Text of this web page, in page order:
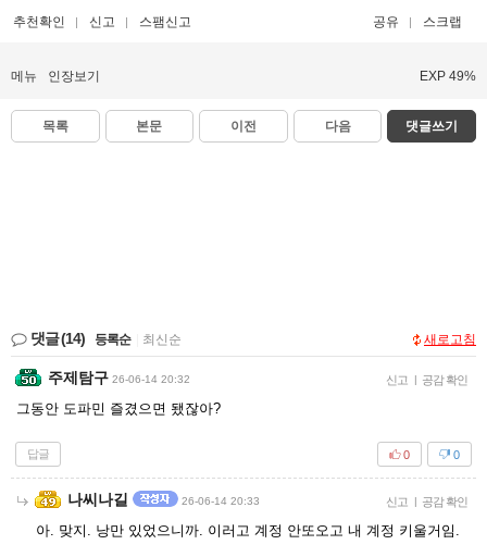
추천확인 신고 스팸신고 공유 스크랩
메뉴 인장보기 EXP 49%
목록 본문 이전 다음 댓글쓰기
댓글(14) 등록순 최신순 새로고침
주제탐구 26-06-14 20:32 신고 | 공감 확인
그동안 도파민 즐겼으면 됐잖아?
답글 0
0
나씨나길 26-06-14 20:33 신고 | 공감 확인
아. 맞지. 낭만 있었으니까. 이러고 계정 안또오고 내 계정 키울거임.